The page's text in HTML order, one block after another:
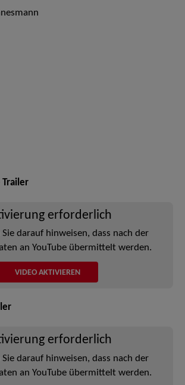
erforderlich
darauf hinweisen, dass nach der
an YouTube übermittelt werden.
VIDEO AKTIVIEREN
erforderlich
darauf hinweisen, dass nach der
an YouTube übermittelt werden.